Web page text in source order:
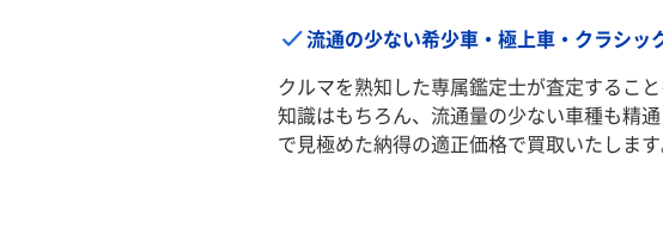
流通の少ない希少車・極上車・クラシッ
クルマを熟知した専属鑑定士が査定するこ
知識はもちろん、流通量の少ない車種も精
で見極めた納得の適正価格で買取いたします